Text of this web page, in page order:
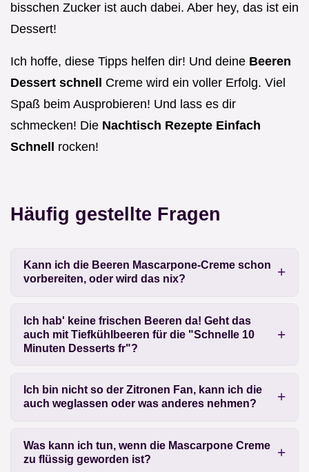
bisschen Zucker ist auch dabei. Aber hey, das ist ein
Dessert!
Ich hoffe, diese Tipps helfen dir! Und deine Beeren
Dessert schnell Creme wird ein voller Erfolg. Viel
Spaß beim Ausprobieren! Und lass es dir
schmecken! Die Nachtisch Rezepte Einfach
Schnell rocken!
Häufig gestellte Fragen
Kann ich die Beeren Mascarpone-Creme schon
vorbereiten, oder wird das nix?
Ich hab' keine frischen Beeren da! Geht das
auch mit Tiefkühlbeeren für die "Schnelle 10
Minuten Desserts fr"?
Ich bin nicht so der Zitronen Fan, kann ich die
auch weglassen oder was anderes nehmen?
Was kann ich tun, wenn die Mascarpone Creme
zu flüssig geworden ist?